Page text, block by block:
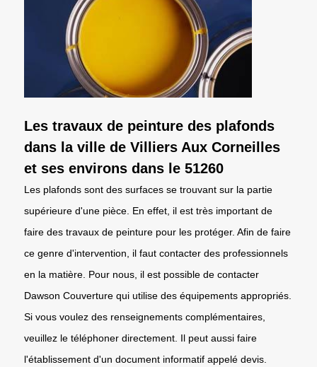
Les travaux de peinture des plafonds
dans la ville de Villiers Aux Corneilles
et ses environs dans le 51260
Les plafonds sont des surfaces se trouvant sur la partie
supérieure d'une pièce. En effet, il est très important de
faire des travaux de peinture pour les protéger. Afin de faire
ce genre d'intervention, il faut contacter des professionnels
en la matière. Pour nous, il est possible de contacter
Dawson Couverture qui utilise des équipements appropriés.
Si vous voulez des renseignements complémentaires,
veuillez le téléphoner directement. Il peut aussi faire
l'établissement d'un document informatif appelé devis.